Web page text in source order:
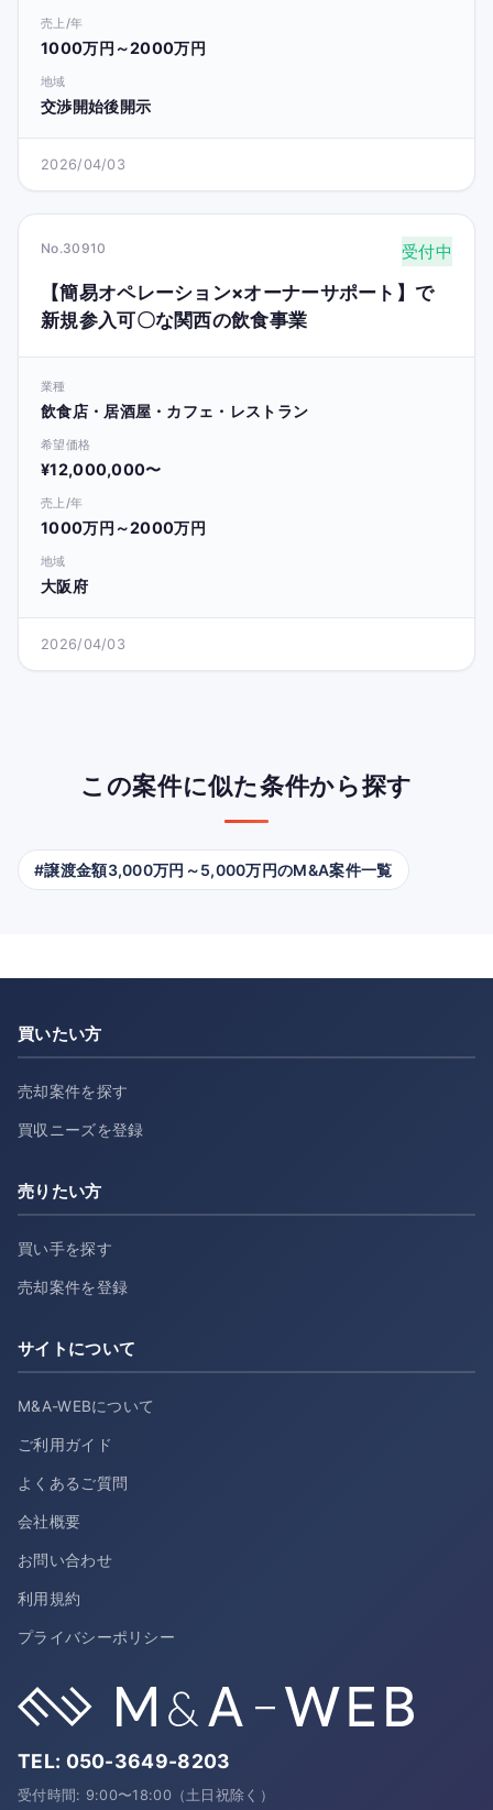
売上/年
1000万円～2000万円
地域
交渉開始後開示
2026/04/03
No.30910 受付中
【簡易オペレーション×オーナーサポート】で
新規参入可〇な関西の飲食事業
業種
飲食店・居酒屋・カフェ・レストラン
希望価格
¥12,000,000〜
売上/年
1000万円～2000万円
地域
大阪府
2026/04/03
この案件に似た条件から探す
#譲渡金額3,000万円～5,000万円のM&A案件一覧
買いたい方
売却案件を探す
買収ニーズを登録
売りたい方
買い手を探す
売却案件を登録
サイトについて
M&A-WEBについて
ご利用ガイド
よくあるご質問
会社概要
お問い合わせ
利用規約
プライバシーポリシー
TEL: 050-3649-8203
受付時間: 9:00〜18:00（土日祝除く）